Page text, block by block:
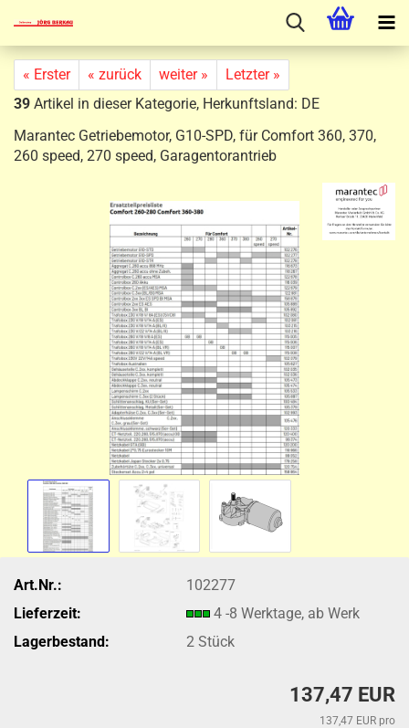
« Erster « zurück weiter »
Letzter »
39 Artikel in dieser Kategorie, Herkunftsland: DE
Marantec Getriebemotor, G10-SPD, für Comfort 360, 370,
260 speed, 270 speed, Garagentorantrieb
Art.Nr.:
102277
Lieferzeit:
4 -8 Werktage, ab Werk
Lagerbestand:
2Stück
137,47 EUR
137,47 EUR pro